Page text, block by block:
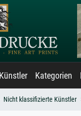
Künstler Kategorien
Nicht klassifizierte Künstler